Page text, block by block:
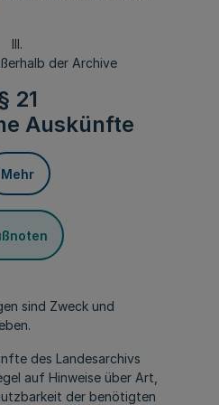
III.
der Archive
21
Auskünfte
Mehr
sind Zweck und
des Landesarchivs
auf Hinweise über Art,
der benötigten